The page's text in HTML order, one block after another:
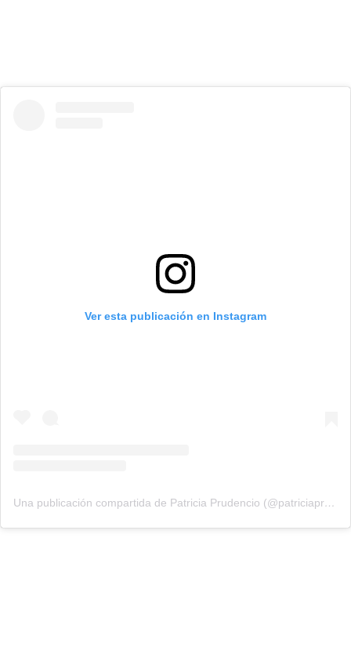
Ver esta publicación en Instagram
Una publicación compartida de Patricia Prudencio (@patriciaprudencio98)